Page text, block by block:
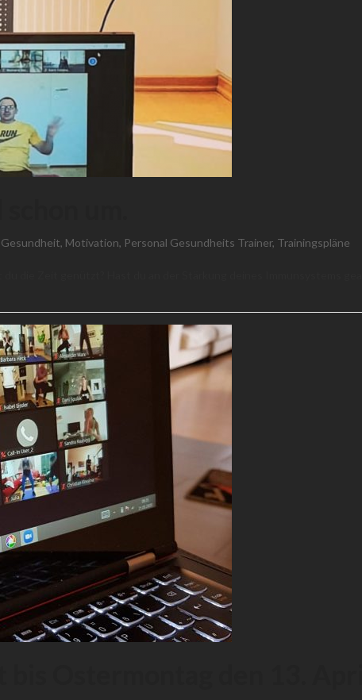
Gesundheit, Motivation, Personal Gesundheits Trainer, Trainingspläne